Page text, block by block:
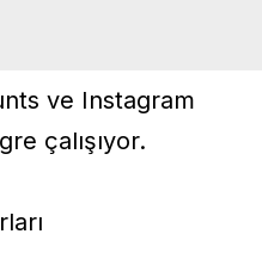
ve Instagram
çalışıyor.